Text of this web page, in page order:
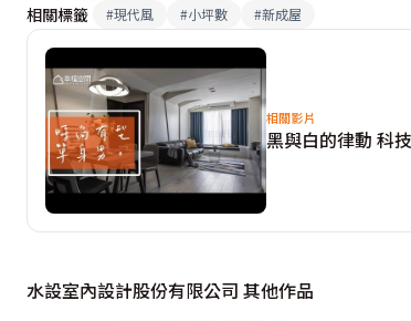
相關標籤
#現代風 #小坪數 #新成屋
相關影片
黑與白的律動 科
水設室內設計股份有限公司 其他作品